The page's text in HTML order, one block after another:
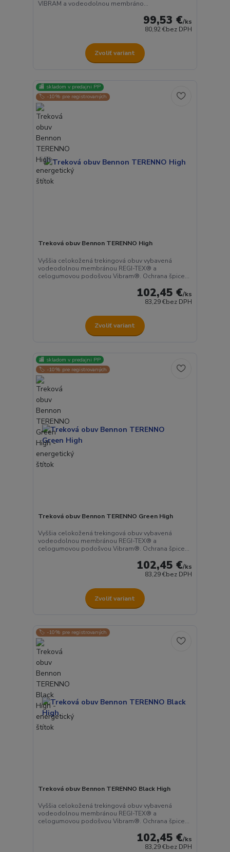
VIBRAM a vodeodolnou membráno...
99,53 €/ks
80,92 €bez DPH
Zvoliť variant
🏬 skladom v predajni PP
🏷️ -10% pre registrovaných
Treková obuv Bennon TERENNO High
Vyššia celokožená trekingová obuv vybavená
vodeodolnou membránou REGI-TEX® a
celogumovou podošvou Vibram®. Ochrana špice...
102,45 €/ks
83,29 €bez DPH
Zvoliť variant
🏬 skladom v predajni PP
🏷️ -10% pre registrovaných
Treková obuv Bennon TERENNO Green High
Vyššia celokožená trekingová obuv vybavená
vodeodolnou membránou REGI-TEX® a
celogumovou podošvou Vibram®. Ochrana špice...
102,45 €/ks
83,29 €bez DPH
Zvoliť variant
🏷️ -10% pre registrovaných
Treková obuv Bennon TERENNO Black High
Vyššia celokožená trekingová obuv vybavená
vodeodolnou membránou REGI-TEX® a
celogumovou podošvou Vibram®. Ochrana špice...
102,45 €/ks
83,29 €bez DPH